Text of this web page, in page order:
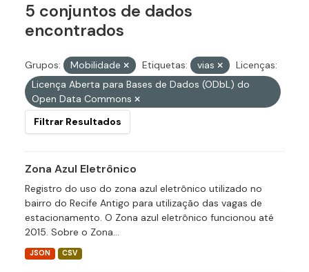
5 conjuntos de dados
encontrados
Grupos: Mobilidade Etiquetas: vias
Licenças:
Licença Aberta para Bases de Dados (ODbL) do
Open Data Commons
Filtrar Resultados
Zona Azul Eletrônico
Registro do uso do zona azul eletrônico utilizado no
bairro do Recife Antigo para utilização das vagas de
estacionamento. O Zona azul eletrônico funcionou até
2015. Sobre o Zona...
JSON CSV